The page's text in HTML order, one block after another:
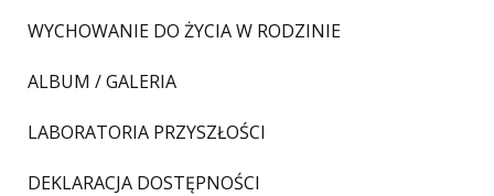
WYCHOWANIE DO ŻYCIA W RODZINIE
ALBUM / GALERIA
LABORATORIA PRZYSZŁOŚCI
DEKLARACJA DOSTĘPNOŚCI